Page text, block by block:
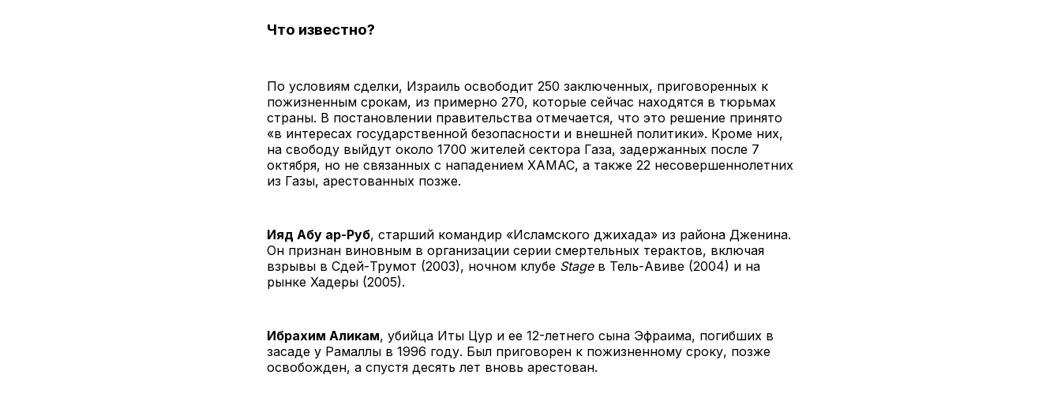
Что известно?
По условиям сделки, Израиль освободит 250 заключенных, приговоренных к
пожизненным срокам, из примерно 270, которые сейчас находятся в тюрьмах
страны. В постановлении правительства отмечается, что это решение принято
«в интересах государственной безопасности и внешней политики». Кроме них,
на свободу выйдут около 1700 жителей сектора Газа, задержанных после 7
октября, но не связанных с нападением ХАМАС, а также 22 несовершеннолетних
из Газы, арестованных позже.
Ияд Абу ар-Руб, старший командир «Исламского джихада» из района Дженина.
Он признан виновным в организации серии смертельных терактов, включая
взрывы в Сдей-Трумот (2003), ночном клубе Stageв Тель-Авиве (2004) и на
рынке Хадеры (2005).
Ибрахим Аликам, убийца Иты Цур и ее 12-летнего сына Эфраима, погибших в
засаде у Рамаллы в 1996 году. Был приговорен к пожизненному сроку, позже
освобожден, а спустя десять лет вновь арестован.